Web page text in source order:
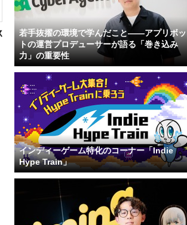
若手抜擢の環境で学んだこと――アプリボッ
トの運営プロデューサーが語る「巻き込み
力」の重要性
インディーゲーム特化のコーナー「Indie
Hype Train」